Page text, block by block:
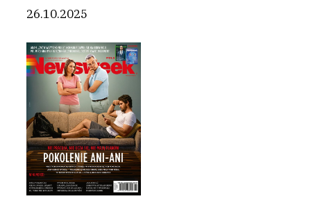
26.10.2025